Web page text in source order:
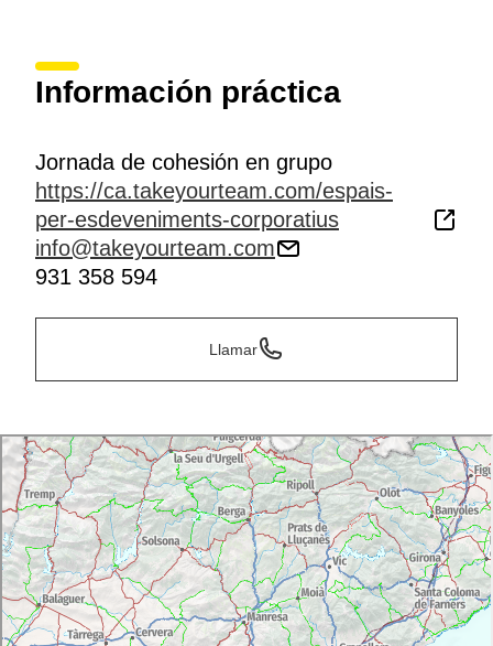
Información práctica
Jornada de cohesión en grupo
https://ca.takeyourteam.com/espais-
per-esdeveniments-corporatius
info@takeyourteam.com
931 358 594
Llamar